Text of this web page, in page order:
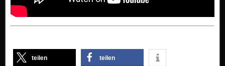
teilen teilen